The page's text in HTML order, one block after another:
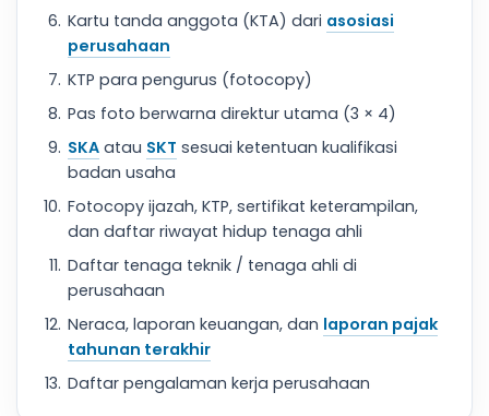
Kartu tanda anggota (KTA) dari asosiasi
perusahaan
KTP para pengurus (fotocopy)
Pas foto berwarna direktur utama (3 × 4)
SKA atau SKT sesuai ketentuan kualifikasi
badan usaha
Fotocopy ijazah, KTP, sertifikat keterampilan,
dan daftar riwayat hidup tenaga ahli
Daftar tenaga teknik / tenaga ahli di
perusahaan
Neraca, laporan keuangan, dan laporan pajak
tahunan terakhir
Daftar pengalaman kerja perusahaan